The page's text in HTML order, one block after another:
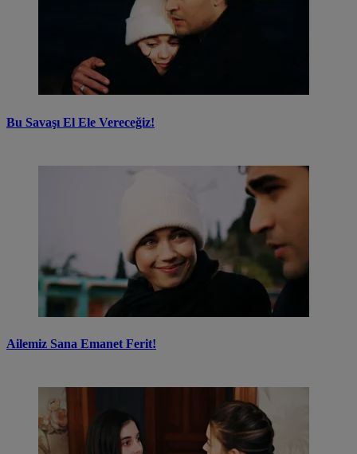
Bu Savaşı El Ele Vereceğiz!
Ailemiz Sana Emanet Ferit!